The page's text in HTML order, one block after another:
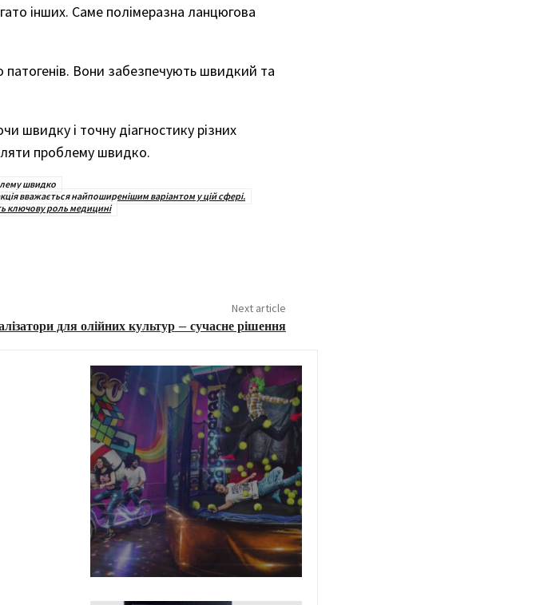
інших. Саме полімеразна ланцюгова
патогенів. Вони забезпечують швидкий та
швидку і точну діагностику різних
проблему швидко.
швидко
вважається найпоширенішим варіантом у цій сфері.
ключову роль медицині
Next article
для олійних культур – сучасне рішення